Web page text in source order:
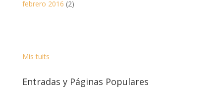
febrero 2016 (2)
Mis tuits
Entradas y Páginas Populares